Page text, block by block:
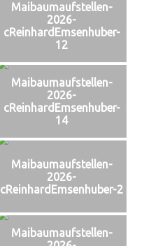
Maibaumaufstellen-
2026-
cReinhardEmsenhuber-
12
Maibaumaufstellen-
2026-
cReinhardEmsenhuber-
14
Maibaumaufstellen-
2026-
cReinhardEmsenhuber-2
Maibaumaufstellen-